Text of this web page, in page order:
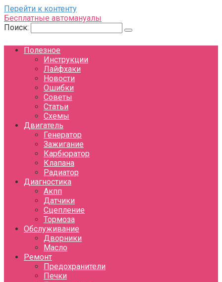
Перейти к контенту
Бесплатные автомануалы
Поиск:
Полезное
Инструкции
Лайфхаки
Новости
Ошибки
Советы
Статьи
Схемы
Двигатель
Генератор
Зажигание
Карбюратор
Клапана
Радиатор
Диагностика
Акпп
Датчики
Сцепление
Тормоза
Обслуживание
Дворники
Масло
Ремонт
Предохранители
Печки